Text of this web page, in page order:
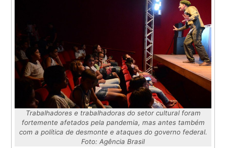
Trabalhadores e trabalhadoras do setor cultural foram
fortemente afetados pela pandemia, mas antes também
com a política de desmonte e ataques do governo federal.
Foto: Agência Brasil